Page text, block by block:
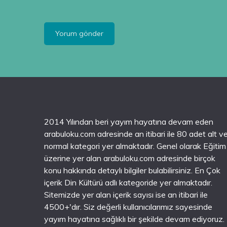
2014 Yılından beri yayım hayatına devam eden
arabuloku.com adresinde an itibari ile 80 adet alt
normal kategori yer almaktadır. Genel olarak Eğitim
üzerine yer alan arabuloku.com adresinde birçok
konu hakkında detaylı bilgiler bulabilirsiniz. En Çok
içerik Din Kültürü adlı kategoride yer almaktadır.
Sitemizde yer alan içerik sayısı ise an itibari ile
4500+'dır. Siz değerli kullanıcılarımız sayesinde
yayım hayatına sağlıklı bir şekilde devam ediyoruz.